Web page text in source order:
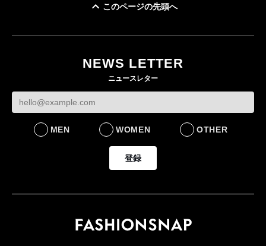
このページの先頭へ
NEWS LETTER
ニュースレター
MEN WOMEN OTHER
登録